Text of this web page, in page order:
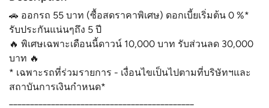
🚗 ออกรถ 55 บาท (ซื้อสดราคาพิเศษ) ดอกเบี้ยเริ่มต้น 0 %*
รับประกันแน่นๆถึง 5 ปี
🔥 พิเศษเฉพาะเดือนนี้ดาวน์ 10,000 บาท รับส่วนลด 30,000
บาท 🔥
* เฉพาะรถที่ร่วมรายการ - เงื่อนไขเป็นไปตามที่บริษัทฯและ
สถาบันการเงินกำหนด*